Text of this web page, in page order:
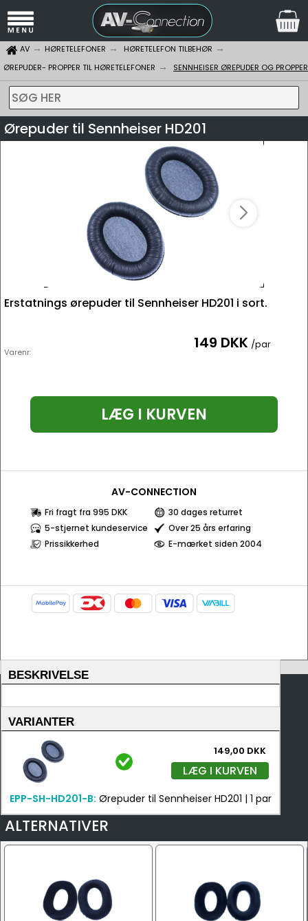
AV HØRETELEFONER
HØRETELEFON TILBEHØR
ØREPUDER- PROPPER TIL HØRETELEFONER
SENNHEISER ØREPUDER OG PROPPER
SØG HER
Ørepuder til Sennheiser HD201
Erstatnings ørepuder til Sennheiser HD201 i sort.
Varenr: 149 DKK /par
LÆG I KURVEN
AV-CONNECTION
Fri fragt fra 995 DKK
30 dages returret
5-stjernet kundeservice
Over 25 års erfaring
Prissikkerhed
E-mærket siden 2004
BESKRIVELSE
VARIANTER
149,00 DKK
LÆG I KURVEN
EPP-SH-HD201-B: Ørepuder til Sennheiser HD201 | 1 par
ALTERNATIVER